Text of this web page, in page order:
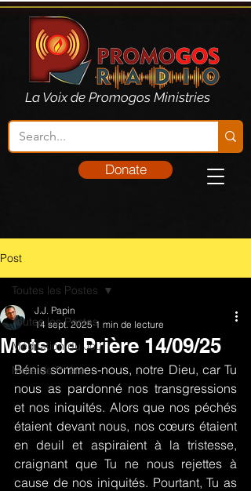
La Voix de Promogos Ministries
Donate
Post
Toutes les Postes
Méditation du Jour
Mots de Prière
Toutes les Postes
Mots de Prière 14/09/25
J.J. Papin
14 sept. 2025 1 min de lecture
Bénis sommes-nous, notre Dieu, car Tu
nous as pardonné nos transgressions
et nos iniquités. Alors que nos péchés
étaient devant nous, nos cœurs étaient
en deuil et aspiraient à la tristesse,
craignant que Tu ne nous rejettes à
cause de nos iniquités. Pourtant, Tu as